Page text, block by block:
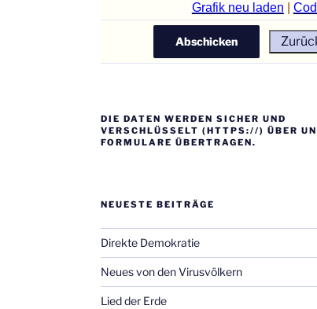
Grafik neu laden
DIE DATEN WERDEN SICHER UND
VERSCHLÜSSELT (HTTPS://) ÜBER
FORMULARE ÜBERTRAGEN.
NEUESTE BEITRÄGE
Direkte Demokratie
Neues von den Virusvölkern
Lied der Erde